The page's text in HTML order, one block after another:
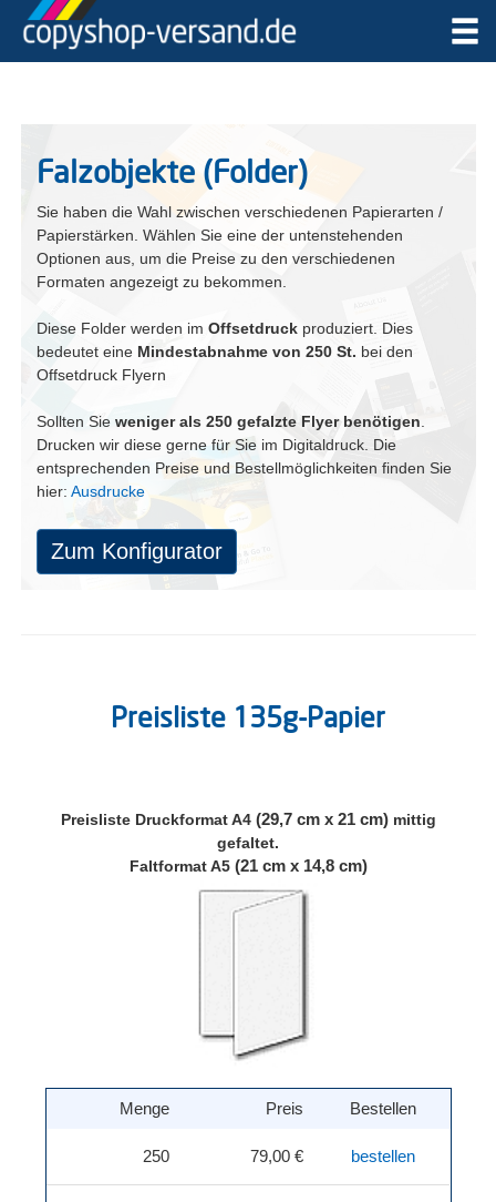
Falzobjekte (Folder)
Sie haben die Wahl zwischen verschiedenen Papierarten /
Papierstärken. Wählen Sie eine der untenstehenden
Optionen aus, um die Preise zu den verschiedenen
Formaten angezeigt zu bekommen.
Diese Folder werden im Offsetdruckproduziert. Dies
bedeutet eine Mindestabnahme von 250 St. bei den
Offsetdruck Flyern
Sollten Sie weniger als 250 gefalzte Flyer benötigen
Drucken wir diese gerne für Sie im Digitaldruck. Die
entsprechenden Preise und Bestellmöglichkeiten finden Sie
hier: Ausdrucke
Sie können optional im Bestellablauf die Falzungsart
auswählen.
Zum Konfigurator
Preisliste 135g-Papier
Preisliste Druckformat A4 (29,7 cm x 21 cm)mittig
gefaltet.
Faltformat A5 (21 cm x 14,8 cm)
Menge Preis Bestellen
250 79,00 € bestellen